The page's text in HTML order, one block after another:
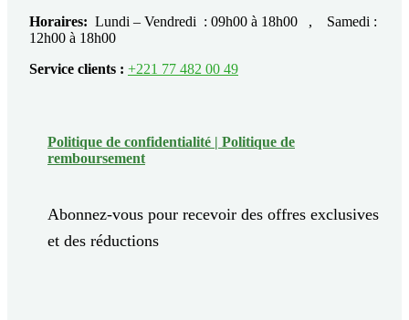
Horaires: Lundi – Vendredi : 09h00 à 18h00 , Samedi :
12h00 à 18h00
Service clients : +221 77 482 00 49
Politique de confidentialité | Politique de
remboursement
Abonnez-vous pour recevoir des offres exclusives
et des réductions